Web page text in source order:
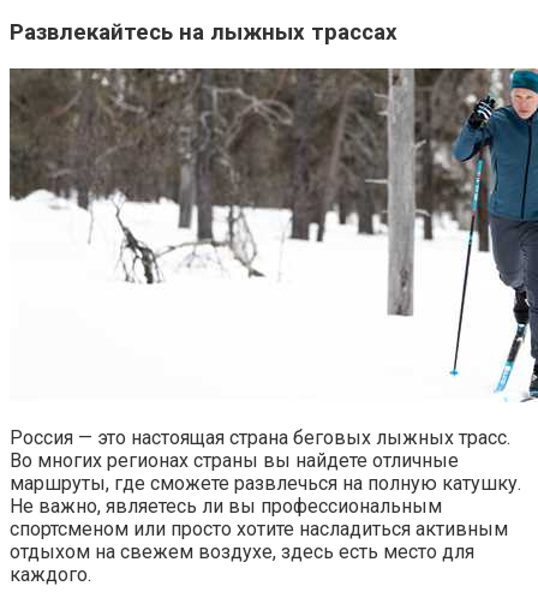
Развлекайтесь на лыжных трассах
Россия — это настоящая страна беговых лыжных трасс.
Во многих регионах страны вы найдете отличные
маршруты, где сможете развлечься на полную катушку.
Не важно, являетесь ли вы профессиональным
спортсменом или просто хотите насладиться активным
отдыхом на свежем воздухе, здесь есть место для
каждого.